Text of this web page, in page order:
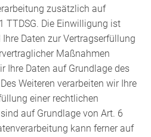
zusätzlich auf
TTDSG. Die Einwilligung ist
Daten zur Vertragserfüllung
Maßnahmen
Ihre Daten auf Grundlage des
Weiteren verarbeiten wir Ihre
einer rechtlichen
auf Grundlage von Art. 6
kann ferner auf